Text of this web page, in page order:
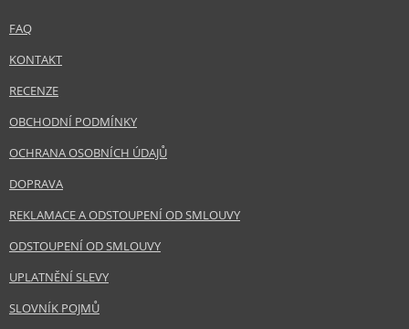
FAQ
KONTAKT
RECENZE
OBCHODNÍ PODMÍNKY
OCHRANA OSOBNÍCH ÚDAJŮ
DOPRAVA
REKLAMACE A ODSTOUPENÍ OD SMLOUVY
ODSTOUPENÍ OD SMLOUVY
UPLATNĚNÍ SLEVY
SLOVNÍK POJMŮ